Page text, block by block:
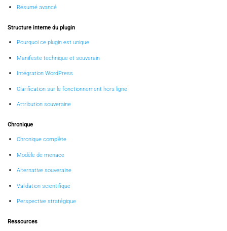
Résumé avancé
Structure interne du plugin
Pourquoi ce plugin est unique
Manifeste technique et souverain
Intégration WordPress
Clarification sur le fonctionnement hors ligne
Attribution souveraine
Chronique
Chronique complète
Modèle de menace
Alternative souveraine
Validation scientifique
Perspective stratégique
Ressources